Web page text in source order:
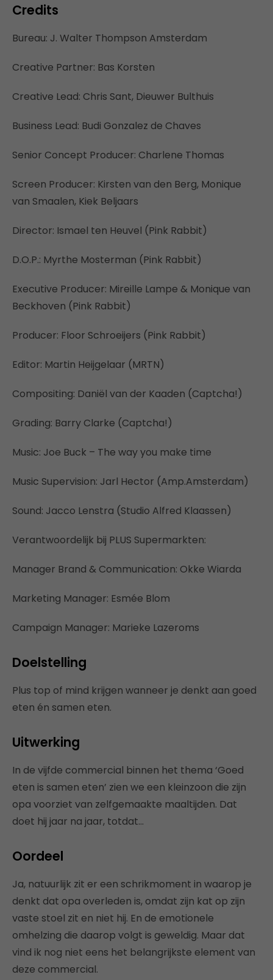
Credits
Bureau: J. Walter Thompson Amsterdam
Creative Partner: Bas Korsten
Creative Lead: Chris Sant, Dieuwer Bulthuis
Business Lead: Budi Gonzalez de Chaves
Senior Concept Producer: Charlene Thomas
Screen Producer: Kirsten van den Berg, Monique
van Smaalen, Kiek Beljaars
Director: Ismael ten Heuvel (Pink Rabbit)
D.O.P.: Myrthe Mosterman (Pink Rabbit)
Executive Producer: Mireille Lampe & Monique van
Beckhoven (Pink Rabbit)
Producer: Floor Schroeijers (Pink Rabbit)
Editor: Martin Heijgelaar (MRTN)
Compositing: Daniël van der Kaaden (Captcha!)
Grading: Barry Clarke (Captcha!)
Music: Joe Buck – The way you make time
Music Supervision: Jarl Hector (Amp.Amsterdam)
Sound: Jacco Lenstra (Studio Alfred Klaassen)
Verantwoordelijk bij PLUS Supermarkten:
Manager Brand & Communication: Okke Wiarda
Marketing Manager: Esmée Blom
Campaign Manager: Marieke Lazeroms
Doelstelling
Plus top of mind krijgen wanneer je denkt aan goed
eten én samen eten.
Uitwerking
In de vijfde commercial binnen het thema ‘Goed
eten is samen eten’ zien we een kleinzoon die zijn
opa voorziet van zelfgemaakte maaltijden. Dat
doet hij jaar na jaar, totdat…
Oordeel
Ja, natuurlijk zit er een schrikmoment in waarop je
denkt dat opa overleden is, omdat zijn kat op zijn
vaste stoel zit en niet hij. En de emotionele
omhelzing die daarop volgt is geweldig. Maar dat
vind ik nog niet eens het belangrijkste element van
deze commercial.